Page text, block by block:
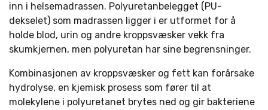
inn i helsemadrassen. Polyuretanbelegget (PU-
dekselet) som madrassen ligger i er utformet for å
holde blod, urin og andre kroppsvæsker vekk fra
skumkjernen, men polyuretan har sine begrensninger.
Kombinasjonen av kroppsvæsker og fett kan forårsake
hydrolyse, en kjemisk prosess som fører til at
molekylene i polyuretanet brytes ned og gir bakteriene